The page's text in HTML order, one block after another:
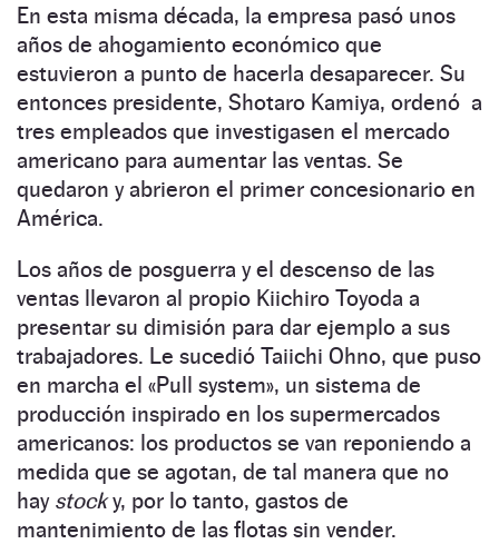
En esta misma década, la empresa pasó unos
años de ahogamiento económico que
estuvieron a punto de hacerla desaparecer. Su
entonces presidente, Shotaro Kamiya, ordenó a
tres empleados que investigasen el mercado
americano para aumentar las ventas. Se
quedaron y abrieron el primer concesionario en
América.
Los años de posguerra y el descenso de las
ventas llevaron al propio Kiichiro Toyoda a
presentar su dimisión para dar ejemplo a sus
trabajadores. Le sucedió Taiichi Ohno, que puso
en marcha el «Pull system», un sistema de
producción inspirado en los supermercados
americanos: los productos se van reponiendo a
medida que se agotan, de tal manera que no
hay stocky, por lo tanto, gastos de
mantenimiento de las flotas sin vender.